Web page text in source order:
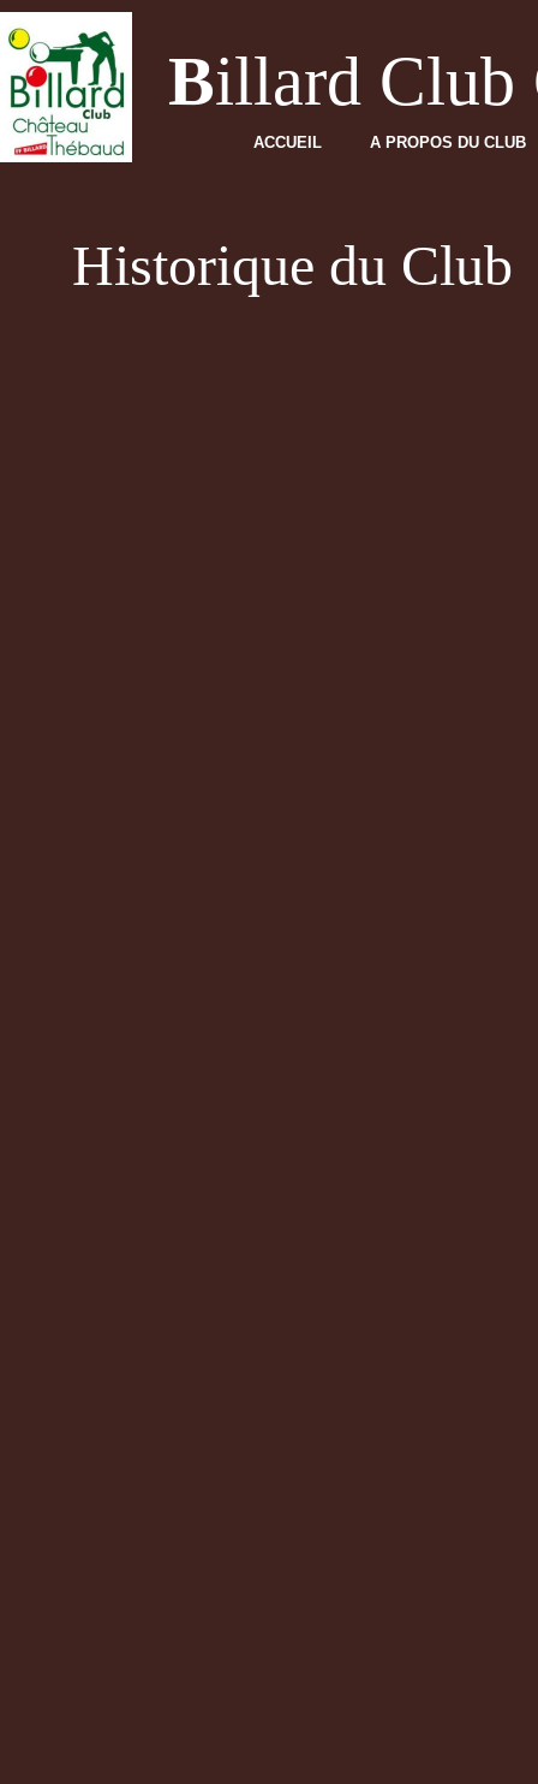
Billard Club
ACCUEIL A PROPOS DU CLUB
Historique du Club